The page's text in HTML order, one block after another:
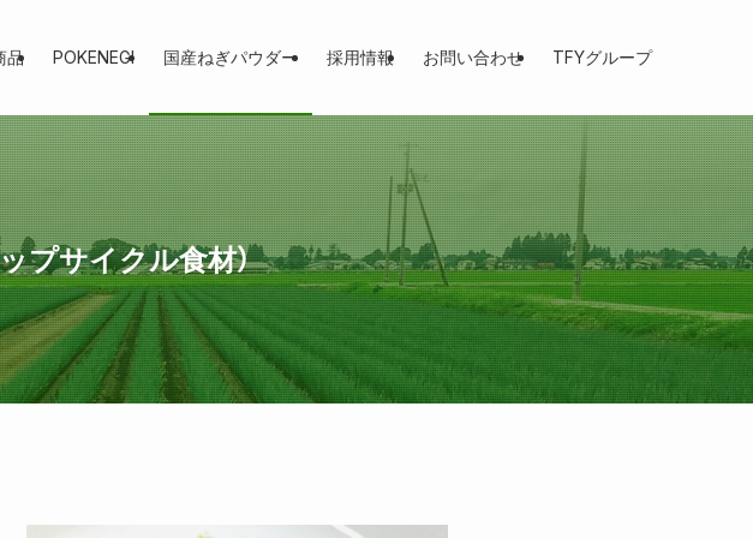
品 POKENEGI 国産ねぎパウダー 採用情報 お問い合わせ TFYグループ
プサイクル食材）